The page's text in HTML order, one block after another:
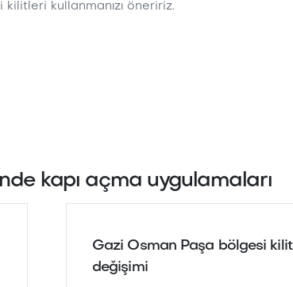
kullanmanızı öneririz.
kapı açma uygulamaları
Gazi Osman Paşa bölgesi kilit
değişimi